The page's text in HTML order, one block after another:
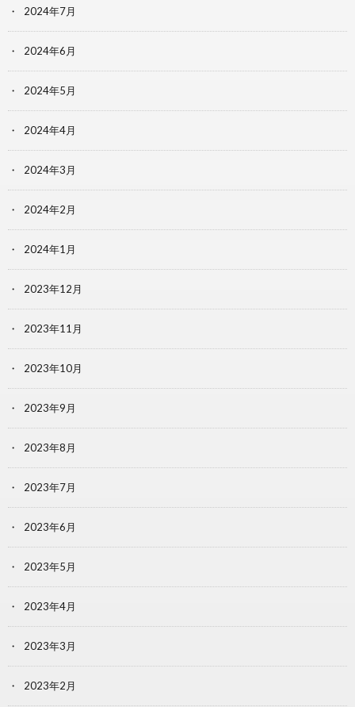
2024年7月
2024年6月
2024年5月
2024年4月
2024年3月
2024年2月
2024年1月
2023年12月
2023年11月
2023年10月
2023年9月
2023年8月
2023年7月
2023年6月
2023年5月
2023年4月
2023年3月
2023年2月